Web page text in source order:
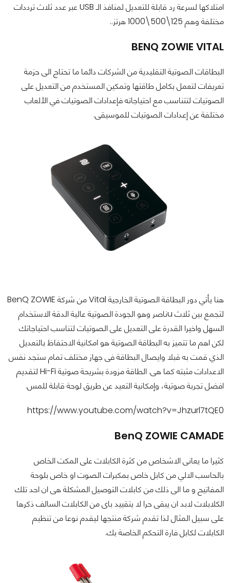
امتلاكها لسرعة رد قابلة للتعديل لمنافذ الـ USB عبر عدد ثلاث ترددات
مختلفة وهم 125\500\1000 هرتز..
BENQ ZOWIE VITAL
البطاقات الصوتية التقليدية من الشركات دائما ما تحتاج الى حزمة
تعريفات لتعمل بكامل طاقتها وتمكين المستخدم من التعديل على
الصوتيات لتتناسب مع احتياجاته فإعدادات الصوتيات في الألعاب
مختلفة عن إعدادات الصوتيات للموسيقى.
هنا يأتي دور البطاقة الصوتية الخارجية Vital من شركة BenQ ZOWIE
لتجمع بين ثلاث uناصر وهو الجودة الصوتية عالية الدقة الاستخدام
السهل واخيرا القدرة على التعديل على الصوتيات لتناسب احتياجاتك
لكن اهم ما تتميز به البطاقة الصوتية هو امكانية الاحتفاظ بالتعديل
الذي قمت به قبلا وايصال البطاقة فى جهاز مختلف تمام ستجد نفس
الاعدادات مثبته كما هى. الطاقة مزودة بشريحة صوتية Hi-Fi لتقديم
افضل تجربة صوتية، وإمكانية التعيد عن طريق لوحة قابلة للمس.
https://www.youtube.com/watch?v=Jhzurl7tQE0
BenQ ZOWIE CAMADE
كثيرا ما يعانى الاشخاص من كثرة الكابلات على المكت الخاص
بالحاسب الالي من كابل خاص بمكبرات الصوت او خاص بلوحة
المفاتيح و ما الى ذلك من كابلات التوصيل المشكلة هى ان احد تلك
الكلابلات لابد ان يبقى حرا لا يتقييد باى من الكابلات السالف ذكرها
على سبيل المثال لذا تقدم شركة منتجها ليقدم نوعا من تنظيم
الكابلات لكابل فارة التحكم الخاصة بك.